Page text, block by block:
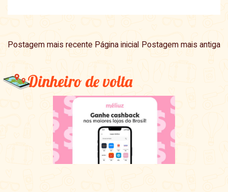
Postagem mais recente Postagem mais antiga
Página inicial
Dinheiro de volta